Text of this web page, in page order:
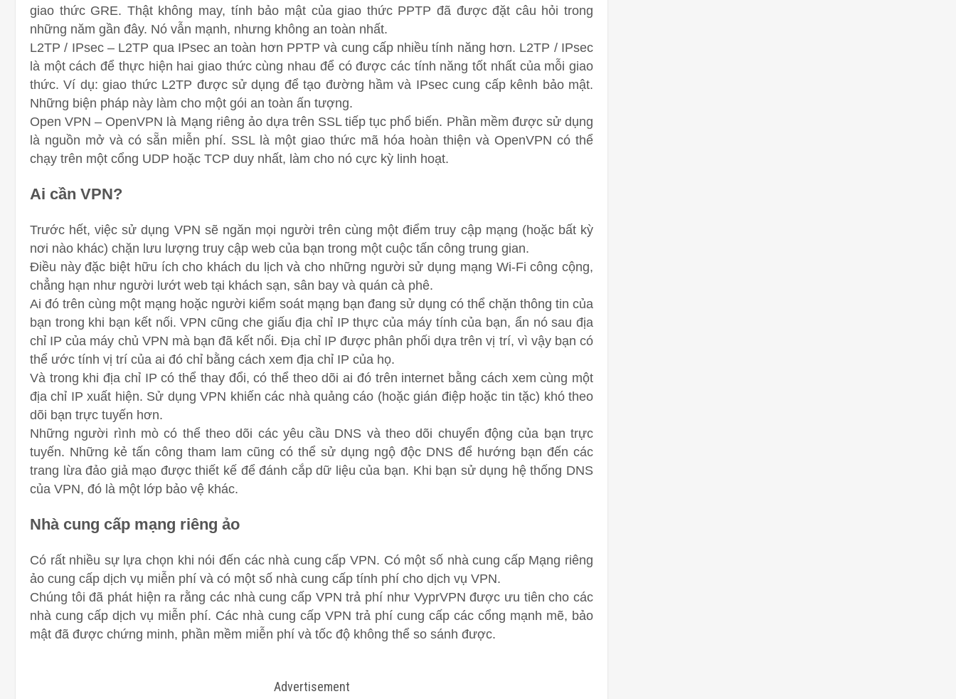
giao thức GRE. Thật không may, tính bảo mật của giao thức PPTP đã được đặt câu hỏi trong
những năm gần đây. Nó vẫn mạnh, nhưng không an toàn nhất.
L2TP / IPsec – L2TP qua IPsec an toàn hơn PPTP và cung cấp nhiều tính năng hơn. L2TP / IPsec
là một cách để thực hiện hai giao thức cùng nhau để có được các tính năng tốt nhất của mỗi giao
thức. Ví dụ: giao thức L2TP được sử dụng để tạo đường hầm và IPsec cung cấp kênh bảo mật.
Những biện pháp này làm cho một gói an toàn ấn tượng.
Open VPN – OpenVPN là Mạng riêng ảo dựa trên SSL tiếp tục phổ biến. Phần mềm được sử dụng
là nguồn mở và có sẵn miễn phí. SSL là một giao thức mã hóa hoàn thiện và OpenVPN có thể
chạy trên một cổng UDP hoặc TCP duy nhất, làm cho nó cực kỳ linh hoạt.
Ai cần VPN?
Trước hết, việc sử dụng VPN sẽ ngăn mọi người trên cùng một điểm truy cập mạng (hoặc bất kỳ
nơi nào khác) chặn lưu lượng truy cập web của bạn trong một cuộc tấn công trung gian.
Điều này đặc biệt hữu ích cho khách du lịch và cho những người sử dụng mạng Wi-Fi công cộng,
chẳng hạn như người lướt web tại khách sạn, sân bay và quán cà phê.
Ai đó trên cùng một mạng hoặc người kiểm soát mạng bạn đang sử dụng có thể chặn thông tin của
bạn trong khi bạn kết nối.VPN cũng che giấu địa chỉ IP thực của máy tính của bạn, ẩn nó sau địa
chỉ IP của máy chủ VPN mà bạn đã kết nối. Địa chỉ IP được phân phối dựa trên vị trí, vì vậy bạn có
thể ước tính vị trí của ai đó chỉ bằng cách xem địa chỉ IP của họ.
Và trong khi địa chỉ IP có thể thay đổi, có thể theo dõi ai đó trên internet bằng cách xem cùng một
địa chỉ IP xuất hiện. Sử dụng VPN khiến các nhà quảng cáo (hoặc gián điệp hoặc tin tặc) khó theo
dõi bạn trực tuyến hơn.
Những người rình mò có thể theo dõi các yêu cầu DNS và theo dõi chuyển động của bạn trực
tuyến. Những kẻ tấn công tham lam cũng có thể sử dụng ngộ độc DNS để hướng bạn đến các
trang lừa đảo giả mạo được thiết kế để đánh cắp dữ liệu của bạn. Khi bạn sử dụng hệ thống DNS
của VPN, đó là một lớp bảo vệ khác.
Nhà cung cấp mạng riêng ảo
Có rất nhiều sự lựa chọn khi nói đến các nhà cung cấp VPN. Có một số nhà cung cấp Mạng riêng
ảo cung cấp dịch vụ miễn phí và có một số nhà cung cấp tính phí cho dịch vụ VPN.
Chúng tôi đã phát hiện ra rằng các nhà cung cấp VPN trả phí như VyprVPN được ưu tiên cho các
nhà cung cấp dịch vụ miễn phí. Các nhà cung cấp VPN trả phí cung cấp các cổng mạnh mẽ, bảo
mật đã được chứng minh, phần mềm miễn phí và tốc độ không thể so sánh được.
Advertisement